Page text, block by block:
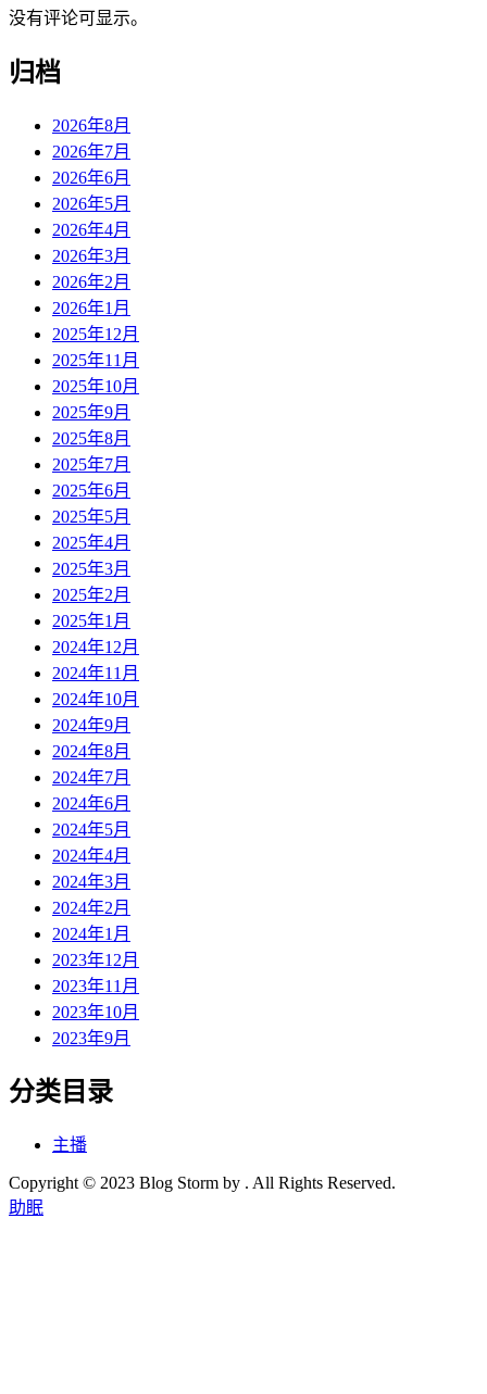
没有评论可显示。
归档
2026年8月
2026年7月
2026年6月
2026年5月
2026年4月
2026年3月
2026年2月
2026年1月
2025年12月
2025年11月
2025年10月
2025年9月
2025年8月
2025年7月
2025年6月
2025年5月
2025年4月
2025年3月
2025年2月
2025年1月
2024年12月
2024年11月
2024年10月
2024年9月
2024年8月
2024年7月
2024年6月
2024年5月
2024年4月
2024年3月
2024年2月
2024年1月
2023年12月
2023年11月
2023年10月
2023年9月
分类目录
主播
Copyright © 2023 Blog Storm by . All Rights Reserved.
助眠